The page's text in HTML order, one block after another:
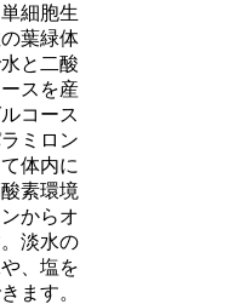
細胞生
葉緑体
と二酸
スを産
コース
ミロン
体内に
素環境
からオ
淡水の
、塩を
ます。